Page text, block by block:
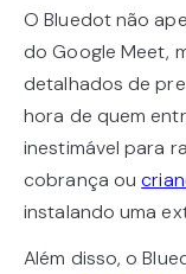
O Bluedot não
do Google Meet,
detalhados de
hora de quem
inestimável para
cobrança ou
instalando uma
Além disso, o